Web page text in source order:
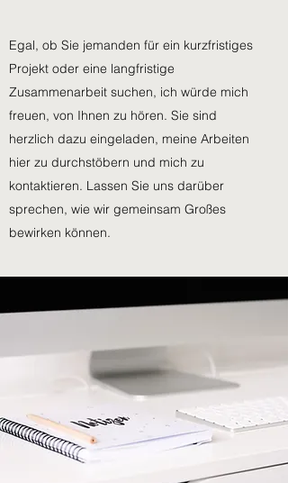
Egal, ob Sie jemanden für ein kurzfristiges
Projekt oder eine langfristige
Zusammenarbeit suchen, ich würde mich
freuen, von Ihnen zu hören. Sie sind
herzlich dazu eingeladen, meine Arbeiten
hier zu durchstöbern und mich zu
kontaktieren. Lassen Sie uns darüber
sprechen, wie wir gemeinsam Großes
bewirken können.